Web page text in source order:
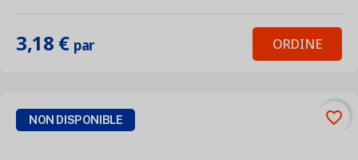
3,18 € par ORDINE
NON DISPONIBLE favorite_border